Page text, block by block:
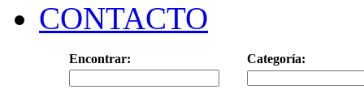
CONTACTO
Encontrar: Categoría: